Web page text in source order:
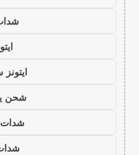
شحن